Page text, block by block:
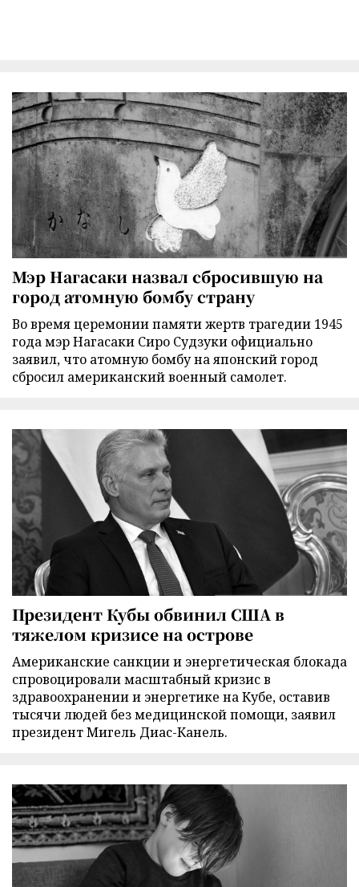
Мэр Нагасаки назвал сбросившую на
город атомную бомбу страну
Во время церемонии памяти жертв трагедии 1945
года мэр Нагасаки Сиро Судзуки официально
заявил, что атомную бомбу на японский город
сбросил американский военный самолет.
Президент Кубы обвинил США в
тяжелом кризисе на острове
Американские санкции и энергетическая блокада
спровоцировали масштабный кризис в
здравоохранении и энергетике на Кубе, оставив
тысячи людей без медицинской помощи, заявил
президент Мигель Диас-Канель.